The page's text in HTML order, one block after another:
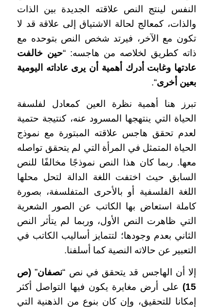
النفس لينتج النص علاقته الجديدة بين الذات
والذات، كمعالج لحالة الاشتياق إلى علاقة قد لا
تكون مع الآخر، فيرتد شخص النص بتوحده مع
ذاته كطريق لخلاصه من هاجسه: “حين خالفت
عادتها وغابت أدرك أهمية أن يرى عاداته اليومية
بعين أخرى“.
تبرز هنا أهمية نظرة العين كمعادل لفلسفة
الحياة التي ينتهجها المسرود عنه، كنتيجة حتمية
لعدم تحقق هاجس علاقته المبتورة مع نموذج
الحياة المتمثل في المرأة التي لم يتحقق تواصله
معها. ربما كان هذا النص نموذجًا مخالفًا للنص
السابق حيث اختفت اللغة الدالة لتحل محلها
اللغة الفلسفية أو بالأحرى المتفلسفة، بصورة
كاملة استعاض بها الكاتب عن الصور الشعرية
التي ظاهرت النص الأول، وربما لم يتأثر النص
الثاني بعدم وجودها؛ لتتمايز أساليب الكاتب في
التعبير عن حالاته النصية كما أسلفنا.
إلا أن الهاجس قد يتحقق في نص “نصفان” (ص
15)
على أرض مغايرة يكون فيها التواصل أكثر
إمكانا للتحقيق، وإن كان بنوع من الذهنية التي